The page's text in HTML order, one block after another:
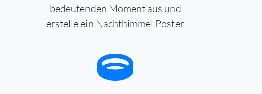
bedeutenden Moment aus und
erstelle ein Nachthimmel Poster